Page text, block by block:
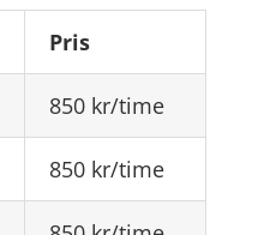
Pris
850 kr/time
850 kr/time